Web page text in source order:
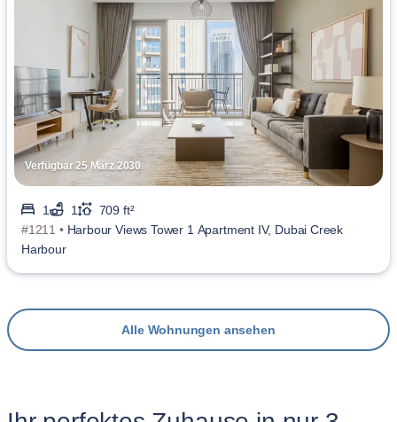
Verfügbar 25 März 2030
1 1
709 ft²
#1211 • Harbour Views Tower 1 Apartment IV, Dubai Creek
Harbour
Alle Wohnungen ansehen